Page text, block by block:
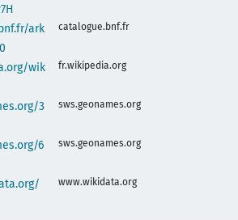
ark
catalogue.bnf.fr
wik
fr.wikipedia.org
3
sws.geonames.org
6
sws.geonames.org
www.wikidata.org